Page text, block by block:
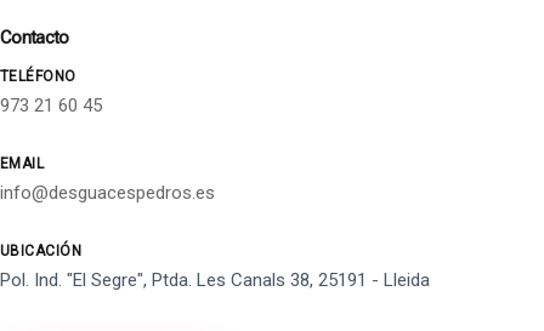
Contacto
TELÉFONO
973 21 60 45
EMAIL
info@desguacespedros.es
UBICACIÓN
Pol. Ind. "El Segre", Ptda. Les Canals 38, 25191 - Lleida